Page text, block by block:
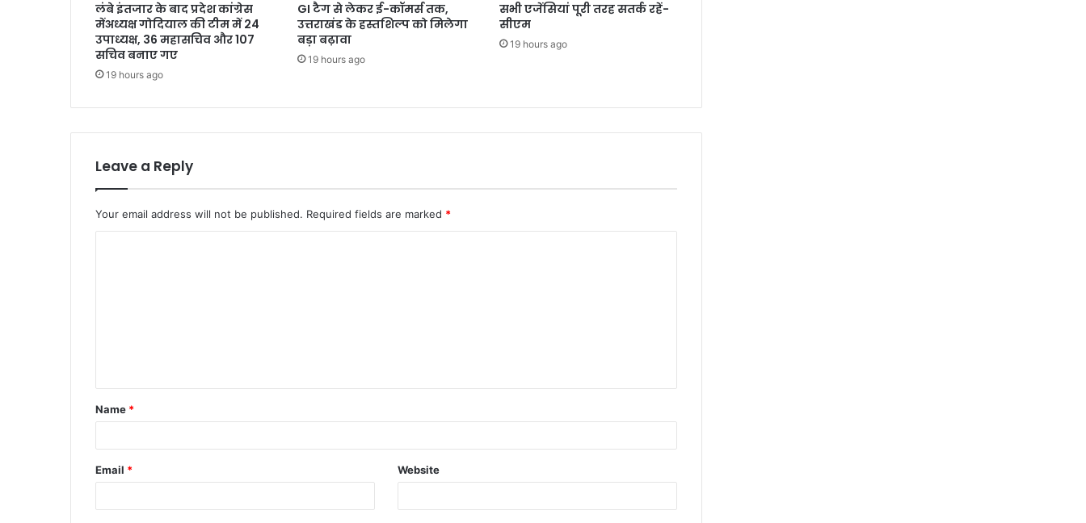
लंबे इंतजार के बाद प्रदेश कांग्रेस
मेंअध्यक्ष गोदियाल की टीम में 24
उपाध्यक्ष, 36 महासचिव और 107
सचिव बनाए गए
19 hours ago
GI टैग से लेकर ई-कॉमर्स तक,
उत्तराखंड के हस्तशिल्प को मिलेगा
बड़ा बढ़ावा
19 hours ago
सभी एजेंसियां पूरी तरह सतर्क रहें-
सीएम
19 hours ago
Leave a Reply
Your email address will not be published. Required fields are marked *
t
*
Name *
Email * Website